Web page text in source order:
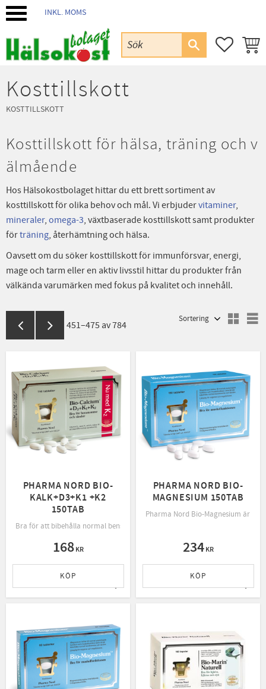
INKL. MOMS
Kosttillskott
KOSTTILLSKOTT
Kosttillskott för hälsa, träning och v
älmående
Hos Hälsokostbolaget hittar du ett brett sortiment av
kosttillskott för olika behov och mål. Vi erbjudervitaminer,
mineraler, omega-3, växtbaserade kosttillskott samt produkter
förträning, återhämtning och hälsa.
Oavsett om du söker kosttillskott för immunförsvar, energi,
mage och tarm eller en aktiv livsstil hittar du produkter från
välkända varumärken med fokus på kvalitet och innehåll.
451–475 av784
Välj sortering
PHARMA NORD BIO-
KALK+D3+K1 +K2
150TAB
Bra för att bibehålla normal benstomme och tänder
168KR
Lägg till i favoriter
KÖP
PHARMA NORD BIO-
MAGNESIUM 150TAB
Pharma Nord Bio-Magnesium är ett
234KR
KÖP